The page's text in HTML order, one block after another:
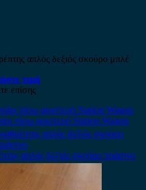
απλός δεξιός σκούρο μπλέ
τιμή
επίσης
πίσω αριστερό Station Wagon
απλός δεξιός σκούρο πράσινο